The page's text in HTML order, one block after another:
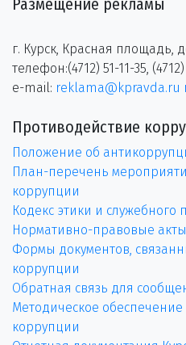
г. Курск, Красная площадь,
телефон:(4712) 51-11-35,
e-mail: reklama@kpravda.ru
Противодействие
Положение об
План-перечень
коррупции
Кодекс этики и
Нормативно-правовые акты
Формы документов,
коррупции
Обратная связь для
Методическое
коррупции